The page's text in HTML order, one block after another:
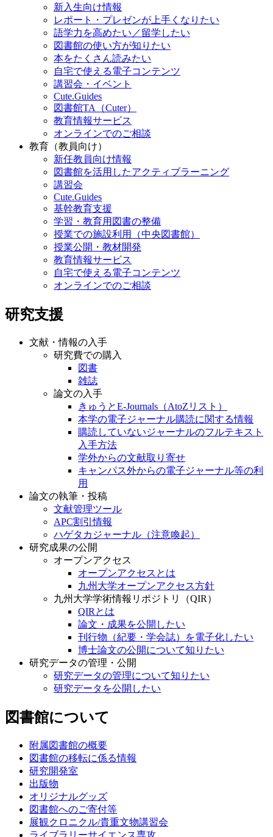
新入生向け情報
レポート・プレゼンが上手くなりたい
語学力を高めたい／留学したい
図書館の使い方が知りたい
本をたくさん読みたい
自宅で使える電子コンテンツ
講習会・イベント
Cute.Guides
図書館TA（Cuter）
教育情報サービス
オンラインでのご相談
教育（教員向け）
新任教員向け情報
図書館を活用したアクティブラーニング
講習会
Cute.Guides
基幹教育支援
学習・教育用図書の整備
授業での施設利用（中央図書館）
授業公開・教材開発
教育情報サービス
自宅で使える電子コンテンツ
オンラインでのご相談
研究支援
文献・情報の入手
研究費での購入
図書
雑誌
論文の入手
きゅうとE-Journals（AtoZリスト）
本学の電子ジャーナル購読に関する情報
購読していないジャーナルのフルテキスト
入手方法
学外からの文献取り寄せ
キャンパス外からの電子ジャーナル等の利
用
論文の執筆・投稿
文献管理ツール
APC割引情報
ハゲタカジャーナル（注意喚起）
研究成果の公開
オープンアクセス
オープンアクセスとは
九州大学オープンアクセス方針
九州大学学術情報リポジトリ（QIR）
QIRとは
論文・成果を公開したい
刊行物（紀要・学会誌）を電子化したい
博士論文の公開について知りたい
研究データの管理・公開
研究データの管理について知りたい
研究データを公開したい
図書館について
附属図書館の概要
図書館の移転に係る情報
研究開発室
出版物
オリジナルグッズ
図書館へのご寄付等
展観クロニクル/貴重文物講習会
ライブラリーサイエンス専攻